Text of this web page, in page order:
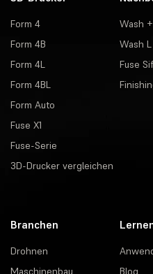
Form 4
Form 4B
Form 4L
Form 4BL
Form Auto
Fuse X1
Fuse-Serie
3D-Drucker vergleichen
Wash
Wash
Fuse
Branchen
Drohnen
Maschinenbau
Blog